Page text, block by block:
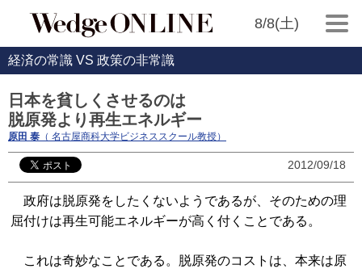
8/8(土)
経済の常識 VS 政策の非常識
日本を貧しくさせるのは
脱原発より再生エネルギー
原田 泰 （ 名古屋商科大学ビジネススクール教授）
2012/09/18
政府は脱原発をしたくないようであるが、そのための理
屈付けは再生可能エネルギーが高く付くことである。
これは奇妙なことである。脱原発のコストは、本来は原